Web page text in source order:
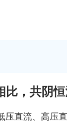
比，共阴
直流、高压